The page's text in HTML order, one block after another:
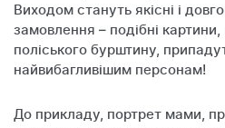
Виходом стануть якісні і
замовлення – подібні картини,
поліського бурштину,
найвибагливішим персонам!
До прикладу, портрет мами,